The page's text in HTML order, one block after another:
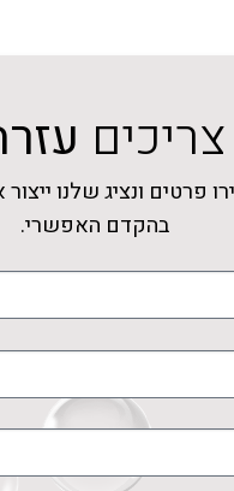
צריכים
פרטים ונציג שלנו
בהקדם האפשרי.